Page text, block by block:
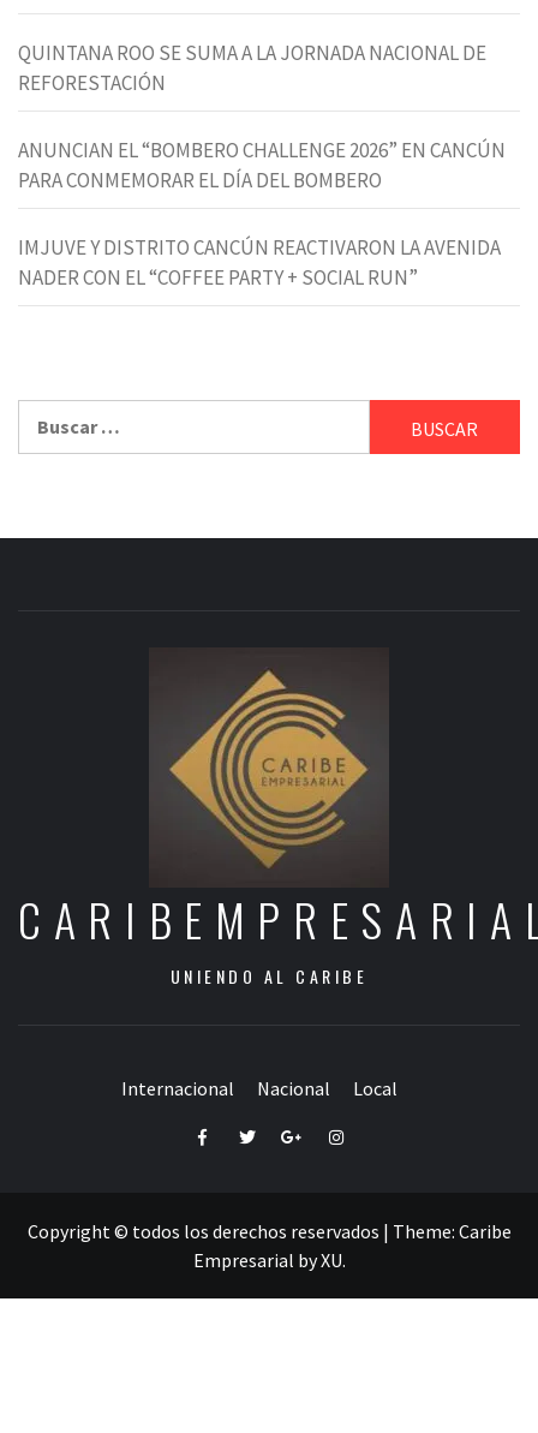
QUINTANA ROO SE SUMA A LA JORNADA NACIONAL DE
REFORESTACIÓN
ANUNCIAN EL “BOMBERO CHALLENGE 2026” EN CANCÚN
PARA CONMEMORAR EL DÍA DEL BOMBERO
IMJUVE Y DISTRITO CANCÚN REACTIVARON LA AVENIDA
NADER CON EL “COFFEE PARTY + SOCIAL RUN”
UNIENDO AL CARIBE
Internacional Nacional Local
FacebookTwitterGoogle+Instagram
Copyright © todos los derechos reservados | Theme: Caribe
Empresarial byXU.